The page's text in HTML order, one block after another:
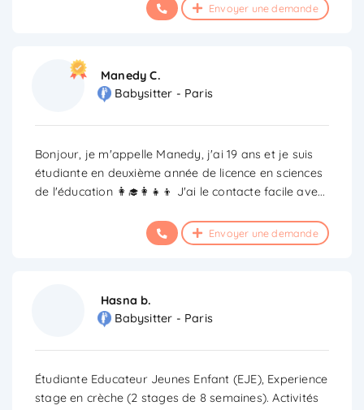
Envoyer une demande
Manedy C.
Babysitter - Paris
Bonjour, je m'appelle Manedy, j'ai 19 ans et je suis
étudiante en deuxième année de licence en sciences
de l'éducation 👩‍🎓👩‍👧‍👦 J'ai le contacte facile ave...
Envoyer une demande
Hasna b.
Babysitter - Paris
Étudiante Educateur Jeunes Enfant (EJE), Experience
stage en crèche (2 stages de 8 semaines). Activités